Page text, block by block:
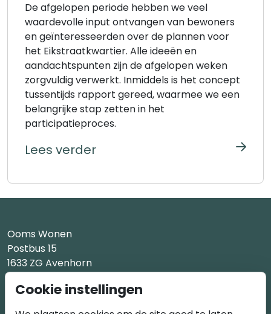
De afgelopen periode hebben we veel
waardevolle input ontvangen van bewoners
en geïnteresseerden over de plannen voor
het Eikstraatkwartier. Alle ideeën en
aandachtspunten zijn de afgelopen weken
zorgvuldig verwerkt. Inmiddels is het concept
tussentijds rapport gereed, waarmee we een
belangrijke stap zetten in het
participatieproces.
Lees verder
Ooms Wonen
Postbus 15
1633 ZG Avenhorn
M3 Projectontwikkeling
Cookie instellingen